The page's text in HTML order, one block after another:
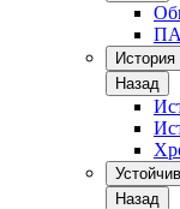
История
Назад
Назад